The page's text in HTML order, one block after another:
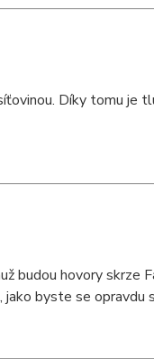
Díky tomu je
budou hovory skrze
byste se opravdu